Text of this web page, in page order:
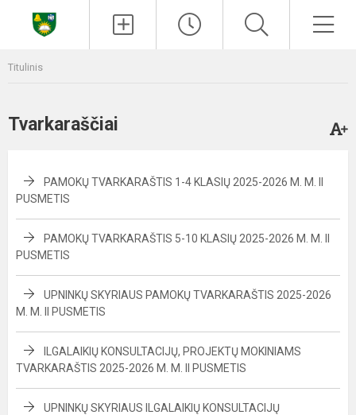
Titulinis
Tvarkaraščiai
PAMOKŲ TVARKARAŠTIS 1-4 KLASIŲ 2025-2026 M. M. II
PUSMETIS
PAMOKŲ TVARKARAŠTIS 5-10 KLASIŲ 2025-2026 M. M. II
PUSMETIS
UPNINKŲ SKYRIAUS PAMOKŲ TVARKARAŠTIS 2025-2026
M. M. II PUSMETIS
ILGALAIKIŲ KONSULTACIJŲ, PROJEKTŲ MOKINIAMS
TVARKARAŠTIS 2025-2026 M. M. II PUSMETIS
UPNINKŲ SKYRIAUS ILGALAIKIŲ KONSULTACIJŲ